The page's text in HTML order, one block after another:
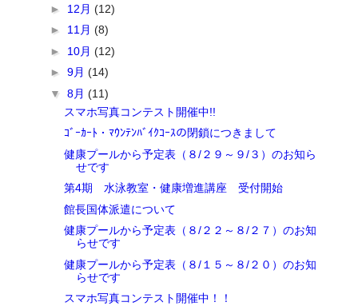
► 12月(12)
► 11月(8)
► 10月(12)
►9月(14)
▼8月(11)
スマホ写真コンテスト開催中!!
ｺﾞｰｶｰﾄ・ﾏｳﾝﾃﾝﾊﾞｲｸｺｰｽの閉鎖につきまして
健康プールから予定表（８/２９～９/３）のお知ら
せです
第4期 水泳教室・健康増進講座 受付開始
館長国体派遣について
健康プールから予定表（８/２２～８/２７）のお知
らせです
健康プールから予定表（８/１５～８/２０）のお知
らせです
スマホ写真コンテスト開催中！！